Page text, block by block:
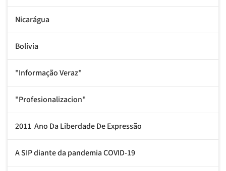
Nicarágua
Bolívia
"Informação Veraz"
"Profesionalizacion"
2011  Ano Da Liberdade De Expressão
A SIP diante da pandemia COVID-19